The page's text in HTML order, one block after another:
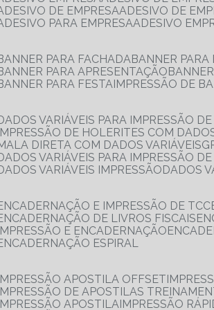
ADESIVO DE EMPRESA
ADESIVO DE
ADESIVO PARA EMPRESA
ADESIVO
BANNER PARA FACHADA
BANNER
BANNER PARA APRESENTAÇÃO
BANNER PARA FESTA IMPRESSÃO DE
DADOS VARIÁVEIS PARA IMPRESSÃO
IMPRESSÃO DE HOLERITES COM
MALA DIRETA COM DADOS VARIÁVEIS
DADOS VARIÁVEIS PARA IMPRESSÃO
DADOS VARIÁVEIS IMPRESSÃO
DADOS
ENCADERNAÇÃO E IMPRESSÃO DE TCC
ENCADERNAÇÃO DE LIVROS FISCAIS
IMPRESSÃO E ENCADERNAÇÃO
ENCADERNAÇÃO ESPIRAL
IMPRESSÃO APOSTILA OFFSET
IMPRESSÃO DE APOSTILAS
IMPRESSÃO APOSTILA IMPRESSÃO